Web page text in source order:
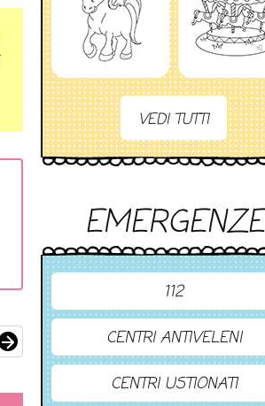
VEDI TUTTI
EMERGENZE
112
CENTRI ANTIVELENI
CENTRI USTIONATI